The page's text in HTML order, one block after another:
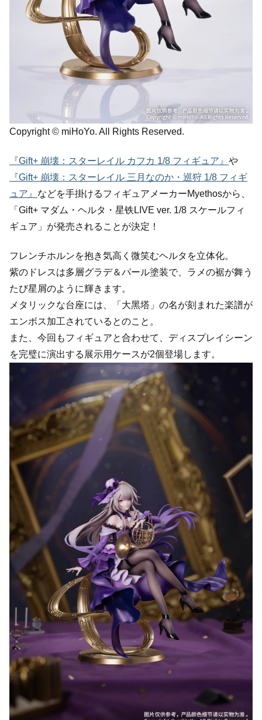
Copyright © miHoYo. All Rights Reserved.
『Gift+ 崩壊：スターレイル カフカ 1/8 フィギュア』 や
『Gift+ 崩壊：スターレイル 三月なのか・巡狩 1/8 フィギ
ュア』 などを手掛けるフィギュアメーカーMyethosから、
「Gift+ マダム・ヘルタ・星铁LIVE ver. 1/8 スケールフィ
ギュア」が発売されることが決定！
フレンチホルンを抱き気高く微笑むヘルタを立体化。
紫のドレスは多層グラデ＆パール塗装で、ラメの裾が舞う
たび星屑のように輝きます。
メタリックな台座には、「大黑塔」の名が刻まれた楽譜が
エンボス加工されているとのこと。
また、今回もフィギュアと合わせて、ディスプレイシーン
を完璧に演出する展示用ケースが2個登場します。